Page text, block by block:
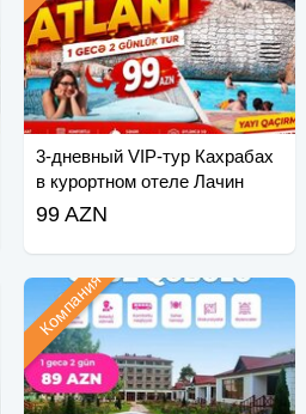
3-дневный VIP-тур Кахрабах
в курортном отеле Лачин
99 AZN
Компания